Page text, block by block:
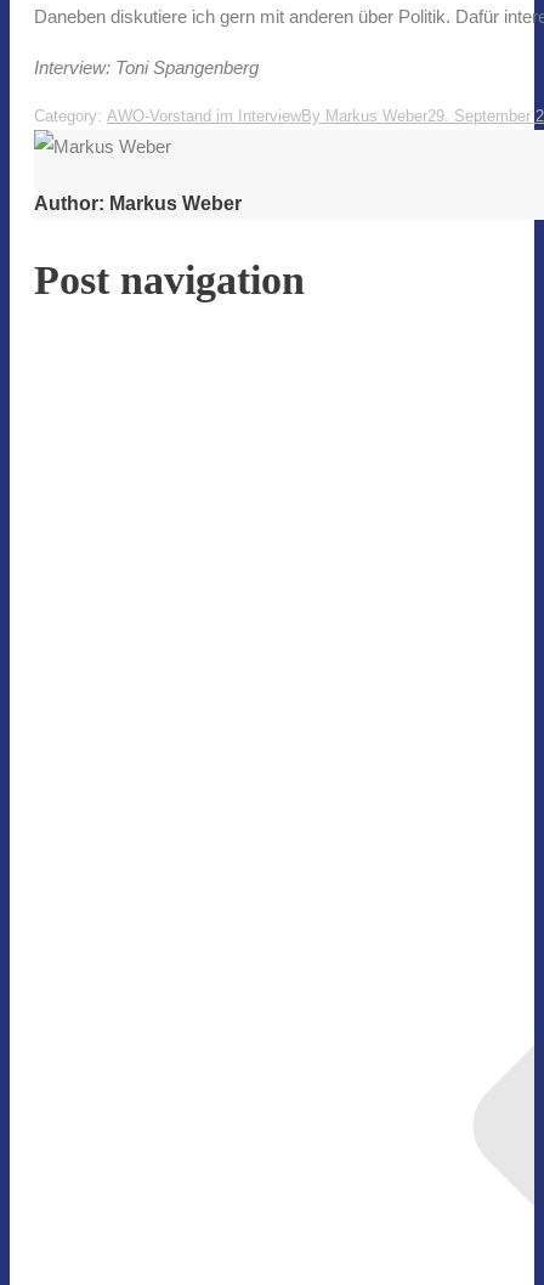
Daneben diskutiere ich gern mit anderen über Politik. Dafür
Interview: Toni Spangenberg
Category: AWO-Vorstand im InterviewBy Markus Weber29. September
Author: Markus Weber
Post navigation